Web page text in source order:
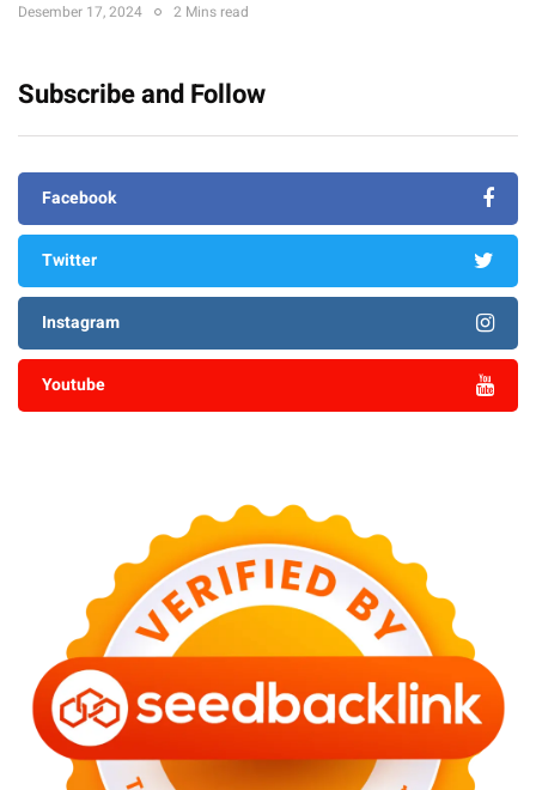
Desember 17, 2024 2 Mins read
Subscribe and Follow
Facebook
Twitter
Instagram
Youtube